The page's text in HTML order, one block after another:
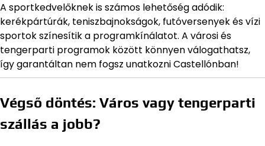
A sportkedvelőknek is számos lehetőség adódik:
kerékpártúrák, teniszbajnokságok, futóversenyek és vízi
sportok színesítik a programkínálatot. A városi és
tengerparti programok között könnyen válogathatsz,
így garantáltan nem fogsz unatkozni Castellónban!
Végső döntés: Város vagy tengerparti
szállás a jobb?